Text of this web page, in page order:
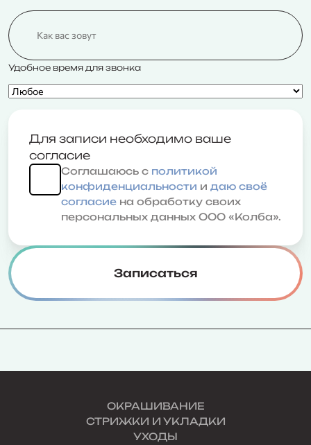
Удобное время для звонка
Для записи необходимо ваше
согласие
Соглашаюсь с политикой
конфиденциальности и даю своё
согласие на обработку своих
персональных данных ООО «Колба».
Записаться
ОКРАШИВАНИЕ
СТРИЖКИ И УКЛАДКИ
УХОДЫ